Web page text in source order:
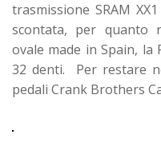
trasmissione SRAM
scontata, per quanto
ovale made in Spain, la
32 denti. Per restare
pedali Crank Brothers